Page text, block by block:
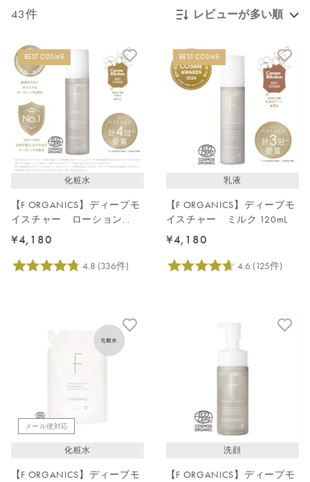
43件 レビューが多い順
新着順
発売日順
価格が安い
レビュー評価が高い順
BEST COSME
化粧水
【F ORGANICS】ディープモ
イスチャー ローション
150mL
¥4,180
BEST COSME
乳液
【F ORGANICS】ディープモ
イスチャー ミルク 120mL
¥4,180
メール便対応
化粧水
【F ORGANICS】ディープモ
洗顔
【F ORGANICS】ディープモ